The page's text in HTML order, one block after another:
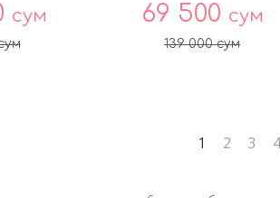
сум 69 500 сум
139 000сум
1 2 3 4